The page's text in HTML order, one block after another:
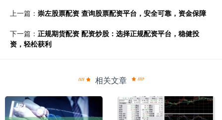
上一篇： 崇左股票配资 查询股票配资平台，安全可靠，资金保障
下一篇： 正规期货配资 配资炒股：选择正规配资平台，稳健投
资，轻松获利
相关文章